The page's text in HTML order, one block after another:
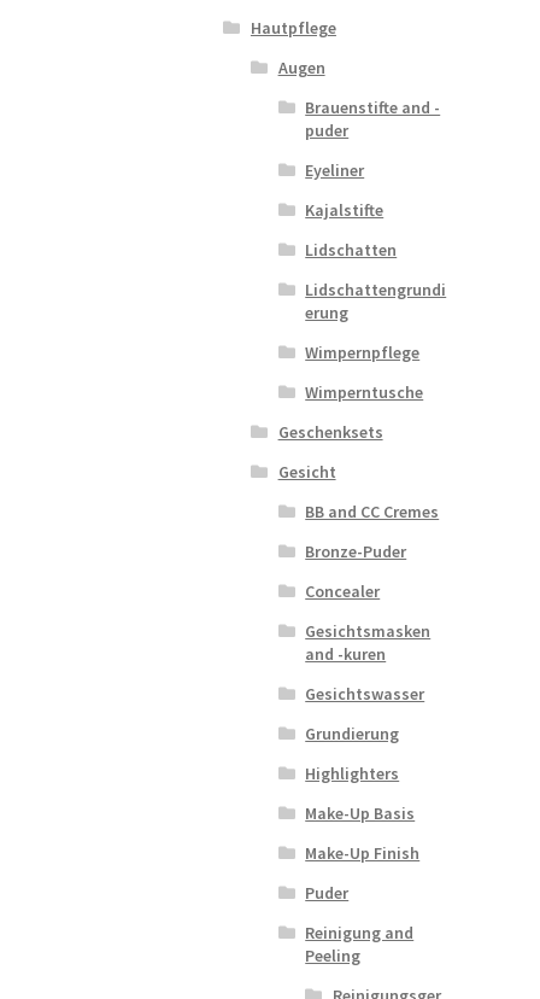
Hautpflege
Augen
Brauenstifte and -
puder
Eyeliner
Kajalstifte
Lidschatten
Lidschattengrundi
erung
Wimpernpflege
Wimperntusche
Geschenksets
Gesicht
BB and CC Cremes
Bronze-Puder
Concealer
Gesichtsmasken
and -kuren
Gesichtswasser
Grundierung
Highlighters
Make-Up Basis
Make-Up Finish
Puder
Reinigung and
Peeling